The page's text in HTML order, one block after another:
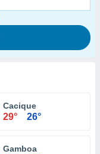
Cacique
29° 26°
Gamboa